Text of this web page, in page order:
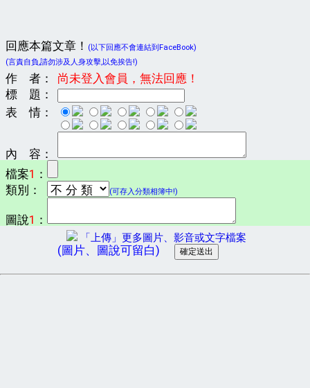
回應本篇文章！
(以下回應不會連結到FaceBook)
(言責自負,請勿涉及人身攻擊,以免挨告!)
作 者：
尚未登入會員，無法回應！
標 題：
表 情：
內 容：
檔案1 ：
類別：
(可存入分類相簿中!)
圖說1 ：
「上傳」更多圖片、影音或文字檔案
(圖片、圖說可留白)